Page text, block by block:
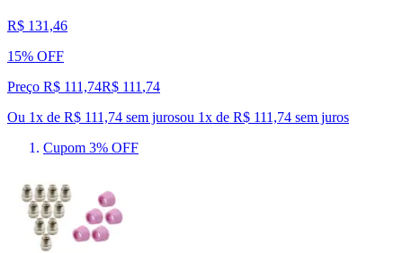
R$ 131,46
15% OFF
Preço R$ 111,74R$ 111 ,74
Ou 1x de R$ 111,74 sem jurosou 1x de R$ 111,74 sem juros
Cupom 3% OFF